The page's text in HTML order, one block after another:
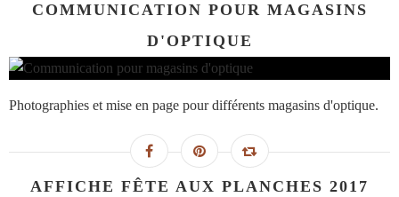
COMMUNICATION POUR MAGASINS
D'OPTIQUE
Photographies et mise en page pour différents magasins d'optique.
AFFICHE FÊTE AUX PLANCHES 2017